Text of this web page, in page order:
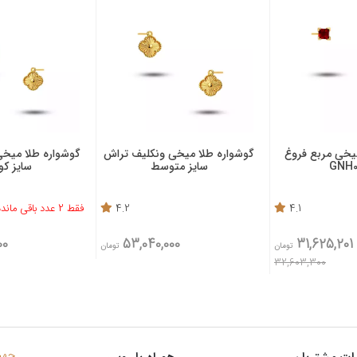
مربع فروغ
4.1
31,625,201 تومان
32,603,300
گوشواره طلا میخی ونکلیف تراش
سایز متوسط
4.2
53,040,000 تومان
گوشواره طلا
سایز
فقط 2 عدد باقی مانده